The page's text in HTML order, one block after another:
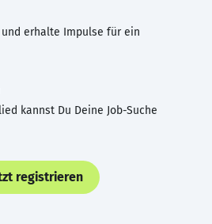
erhalte Impulse für ein
kannst Du Deine Job-Suche
registrieren